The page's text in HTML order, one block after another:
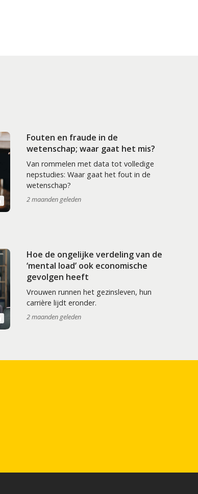
Fouten en fraude in de
wetenschap; waar gaat het mis?
Van rommelen met data tot volledige
nepstudies: Waar gaat het fout in de
wetenschap?
2 maanden geleden
Hoe de ongelijke verdeling van de
‘mental load’ ook economische
gevolgen heeft
Vrouwen runnen het gezinsleven, hun
carrière lijdt eronder.
2 maanden geleden